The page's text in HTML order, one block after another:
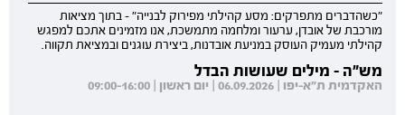
"כשהדברים מתפרקים: מסע קהילתי מפירוק לבנייה" - בתוך מציאות
מורכבת של אובדן, ערעור ומלחמה מתמשכת, אנו מזמינים אתכם למפגש
קהילתי מעמיק העוסק במניעת אובדנות, ביצירת עוגנים ובמציאת תקווה.
מש"ה - מילים שעושות הבדל
האקדמית ת"א-יפו | 06.09.2026 | יום ראשון | 09:00-16:00